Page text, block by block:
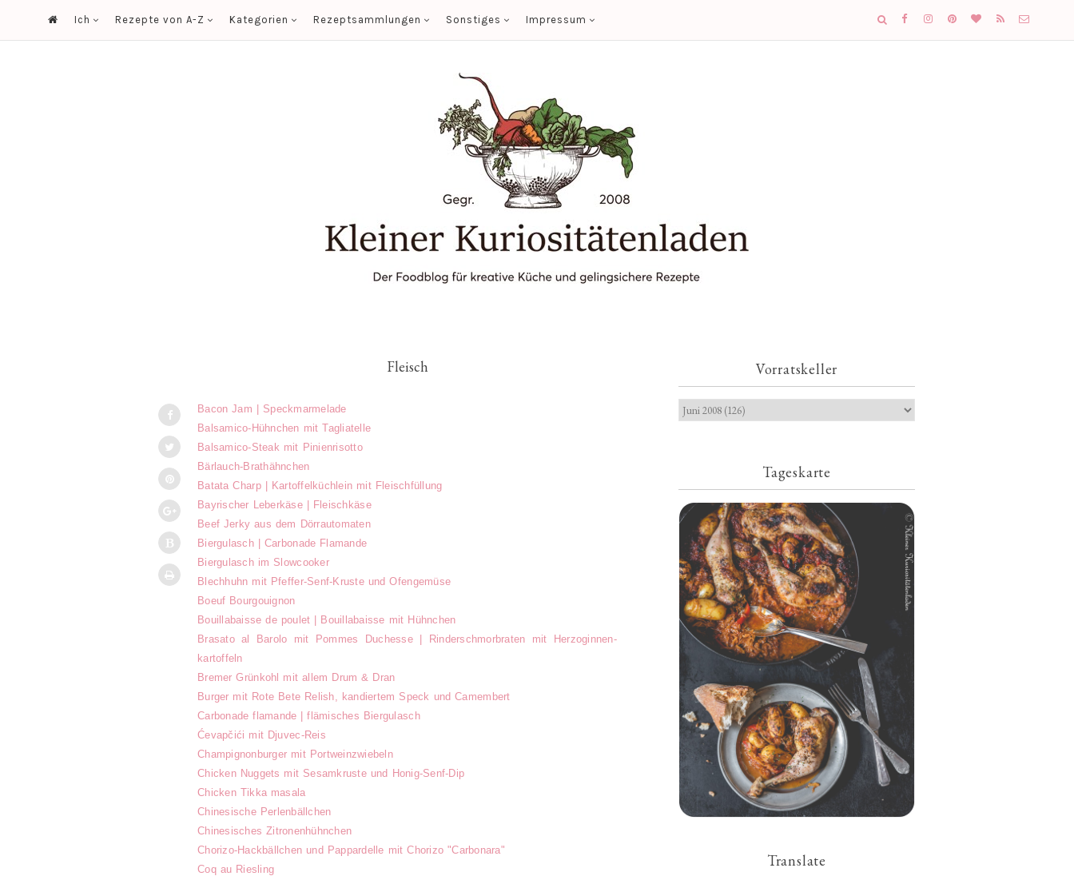
Ich Rezepte von A-Z Kategorien Rezeptsammlungen Sonstiges Impressum
Fleisch
Bacon Jam | Speckmarmelade
Balsamico-Hühnchen mit Tagliatelle
Balsamico-Steak mit Pinienrisotto
Bärlauch-Brathähnchen
Batata Charp | Kartoffelküchlein mit Fleischfüllung
Bayrischer Leberkäse | Fleischkäse
Beef Jerky aus dem Dörrautomaten
Biergulasch | Carbonade Flamande
Biergulasch im Slowcooker
Blechhuhn mit Pfeffer-Senf-Kruste und Ofengemüse
Boeuf Bourgouignon
Bouillabaisse de poulet | Bouillabaisse mit Hühnchen
Brasato al Barolo mit Pommes Duchesse | Rinderschmorbraten mit Herzoginnen-
kartoffeln
Bremer Grünkohl mit allem Drum & Dran
Burger mit Rote Bete Relish, kandiertem Speck und Camembert
Carbonade flamande | flämisches Biergulasch
Ćevapčići mit Djuvec-Reis
Champignonburger mit Portweinzwiebeln
Chicken Nuggets mit Sesamkruste und Honig-Senf-Dip
Chicken Tikka masala
Chinesische Perlenbällchen
Chinesisches Zitronenhühnchen
Chorizo-Hackbällchen und Pappardelle mit Chorizo "Carbonara"
Coq au Riesling
Vorratskeller
Tageskarte
Geschmorte Hähnchenschenkel auf
Paprikakraut und kleinen Kartoffeln
Translate